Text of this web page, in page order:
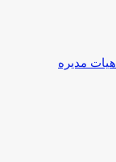
هیات مدیره